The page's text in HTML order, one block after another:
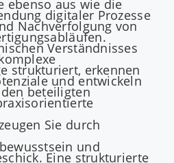
ebenso aus wie die
digitaler Prozesse
Nachverfolgung von
Verständnisses
strukturiert, erkennen
und entwickeln
beteiligten
Sie durch
und
Eine strukturierte